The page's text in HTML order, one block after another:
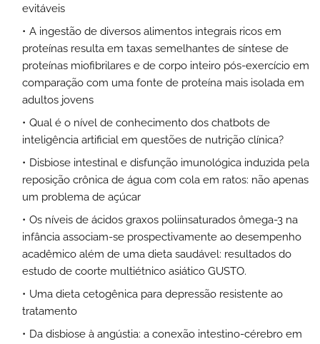
evitáveis
A ingestão de diversos alimentos integrais ricos em
proteínas resulta em taxas semelhantes de síntese de
proteínas miofibrilares e de corpo inteiro pós-exercício em
comparação com uma fonte de proteína mais isolada em
adultos jovens
Qual é o nível de conhecimento dos chatbots de
inteligência artificial em questões de nutrição clínica?
Disbiose intestinal e disfunção imunológica induzida pela
reposição crônica de água com cola em ratos: não apenas
um problema de açúcar
Os níveis de ácidos graxos poliinsaturados ômega-3 na
infância associam-se prospectivamente ao desempenho
acadêmico além de uma dieta saudável: resultados do
estudo de coorte multiétnico asiático GUSTO.
Uma dieta cetogênica para depressão resistente ao
tratamento
Da disbiose à angústia: a conexão intestino-cérebro em